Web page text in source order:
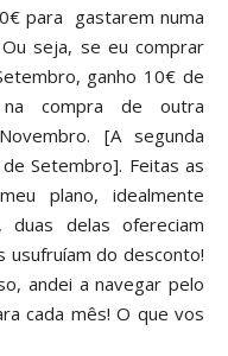
para gastarem numa
seja, se eu comprar
ganho 10€ de
compra de outra
[A segunda
Setembro]. Feitas as
meu plano, idealmente
duas delas ofereciam
usufruíam do desconto!
andei a navegar pelo
cada mês! O que vos